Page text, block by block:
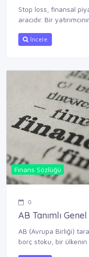
Stop loss, finansal
aracıdır. Bir yatırımcının
İncele
Finans Sözlüğü
0
AB Tanımlı
AB (Avrupa Birliği)
borç stoku, bir ülkenin